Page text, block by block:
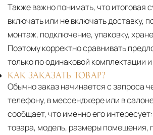
Также важно понимать, что итоговая
включать или не включать доставку,
монтаж, подключение, упаковку,
Поэтому корректно сравнивать
только по одинаковой комплектации и
КАК ЗАКАЗАТЬ ТОВАР?
Обычно заказ начинается с запроса
телефону, в мессенджере или в
сообщает, что именно его
товара, модель, размеры помещения,